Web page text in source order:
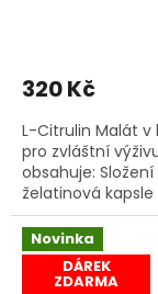
320 Kč
L-Citrulin Malát v
pro zvláštní
obsahuje:
želatinová kapsle
Novinka
DÁREK
ZDARMA